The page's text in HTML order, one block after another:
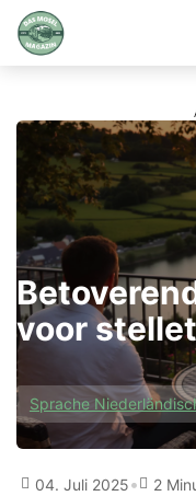
voor
Sprache
04. Juli 2025• 2